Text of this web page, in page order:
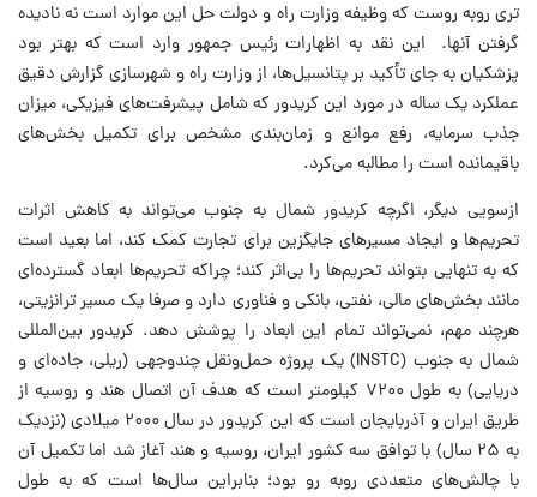
تری روبه روست که وظیفه وزارت راه و دولت حل این موارد است نه نادیده
گرفتن آنها. این نقد به اظهارات رئیس جمهور وارد است که بهتر بود
پزشکیان به جای تأکید بر پتانسیل‌ها، از وزارت راه و شهرسازی گزارش دقیق
عملکرد یک ساله در مورد این کریدور که شامل پیشرفت‌های فیزیکی، میزان
جذب سرمایه، رفع موانع و زمان‌بندی مشخص برای تکمیل بخش‌های
باقیمانده است را مطالبه می‌کرد.
ازسویی دیگر، اگرچه کریدور شمال به جنوب می‌تواند به کاهش اثرات
تحریم‌ها و ایجاد مسیر‌های جایگزین برای تجارت کمک کند، اما بعید است
که به تنهایی بتواند تحریم‌ها را بی‌اثر کند؛ چراکه تحریم‌ها ابعاد گسترده‌ای
مانند بخش‌های مالی، نفتی، بانکی و فناوری دارد و صرفا یک مسیر ترانزیتی،
هرچند مهم، نمی‌تواند تمام این ابعاد را پوشش دهد. کریدور بین‌المللی
شمال به جنوب (INSTC) یک پروژه حمل‌ونقل چندوجهی (ریلی، جاده‌ای و
دریایی) به طول ۷۲۰۰ کیلومتر است که هدف آن اتصال هند و روسیه از
طریق ایران و آذربایجان است که این کریدور در سال ۲۰۰۰ میلادی (نزدیک
به ۲۵ سال) با توافق سه کشور ایران، روسیه و هند آغاز شد اما تکمیل آن
با چالش‌های متعددی روبه رو بود؛ بنابراین سال‌ها است که به طول